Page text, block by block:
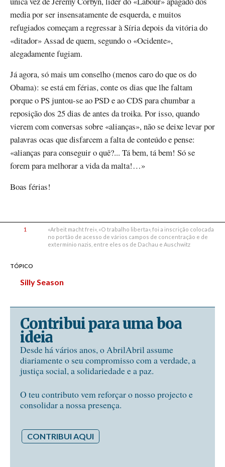
media por ser insensatamente de esquerda, e muitos
refugiados começam a regressar à Síria depois da vitória do
«ditador» Assad de quem, segundo o «Ocidente»,
alegadamente fugiam.
Já agora, só mais um conselho (menos caro do que os do
Obama): se está em férias, conte os dias que lhe faltam
porque o PS juntou-se ao PSD e ao CDS para chumbar a
reposição dos 25 dias de antes da troika. Por isso, quando
vierem com conversas sobre «alianças», não se deixe levar por
palavras ocas que disfarcem a falta de conteúdo e pense:
«alianças para conseguir o quê?... Tá bem, tá bem! Só se
forem para melhorar a vida da malta!…»
Boas férias!
1
«Arbeit macht frei», «O trabalho liberta», foi a inscrição colocada
no portão de acesso de vários campos de concentração e de
extermínio nazis, entre eles os de Dachau e Auschwitz
TÓPICO
Silly Season
Contribui para uma boa
ideia
Desde há vários anos, o AbrilAbril assume
diariamente o seu compromisso com a verdade, a
justiça social, a solidariedade e a paz.
O teu contributo vem reforçar o nosso projecto e
consolidar a nossa presença.
CONTRIBUI AQUI